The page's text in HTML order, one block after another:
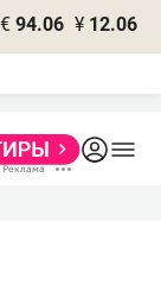
€ 94.06 ¥ 12.06